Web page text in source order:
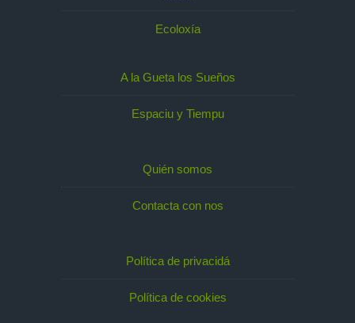
Ecoloxía
A la Gueta los Sueños
Espaciu y Tiempu
Quién somos
Contacta con nos
Política de privacidá
Política de cookies